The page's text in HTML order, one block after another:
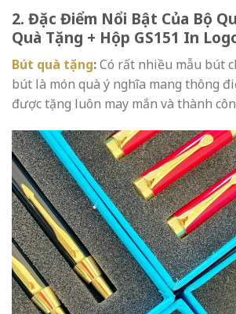
2. Đặc Điểm Nổi Bật Của Bộ
Quà Tặng + Hộp GS151 In
Bút quà tặng:Có rất nhiều mẫu bút
bút là món quà ý nghĩa mang thông
được tặng luôn may mắn và thành